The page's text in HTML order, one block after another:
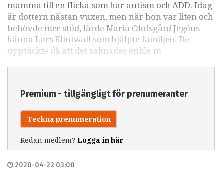
mamma till en flicka som har autism och ADD. Idag
är dottern nästan vuxen, men när hon var liten och
behövde mer stöd, lärde Maria Olofsgård Jegéus
känna Lars Klintwall som hjälpte familjen. De
upptäckte då att det saknades enkla m
Premium - tillgängligt för prenumeranter
Teckna prenumeration
Redan medlem? Logga in här
2020-04-22 03:00